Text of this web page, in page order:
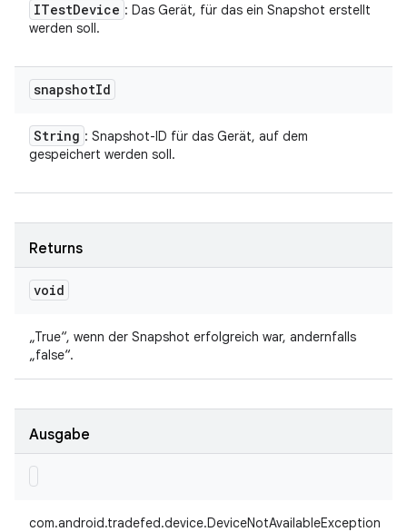
ITestDevice : Das Gerät, für das ein Snapshot erstellt
werden soll.
snapshotId
String : Snapshot-ID für das Gerät, auf dem
gespeichert werden soll.
Returns
void
„True“, wenn der Snapshot erfolgreich war, andernfalls
„false“.
Ausgabe
com.android.tradefed.device.DeviceNotAvailableException